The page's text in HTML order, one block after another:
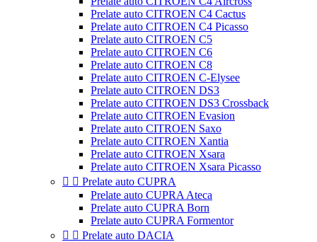
Prelate auto CITROEN C4 Cactus
Prelate auto CITROEN C4 Picasso
Prelate auto CITROEN C5
Prelate auto CITROEN C6
Prelate auto CITROEN C8
Prelate auto CITROEN C-Elysee
Prelate auto CITROEN DS3
Prelate auto CITROEN DS3 Crossback
Prelate auto CITROEN Evasion
Prelate auto CITROEN Saxo
Prelate auto CITROEN Xantia
Prelate auto CITROEN Xsara
Prelate auto CITROEN Xsara Picasso
  Prelate auto CUPRA
Prelate auto CUPRA Ateca
Prelate auto CUPRA Born
Prelate auto CUPRA Formentor
  Prelate auto DACIA